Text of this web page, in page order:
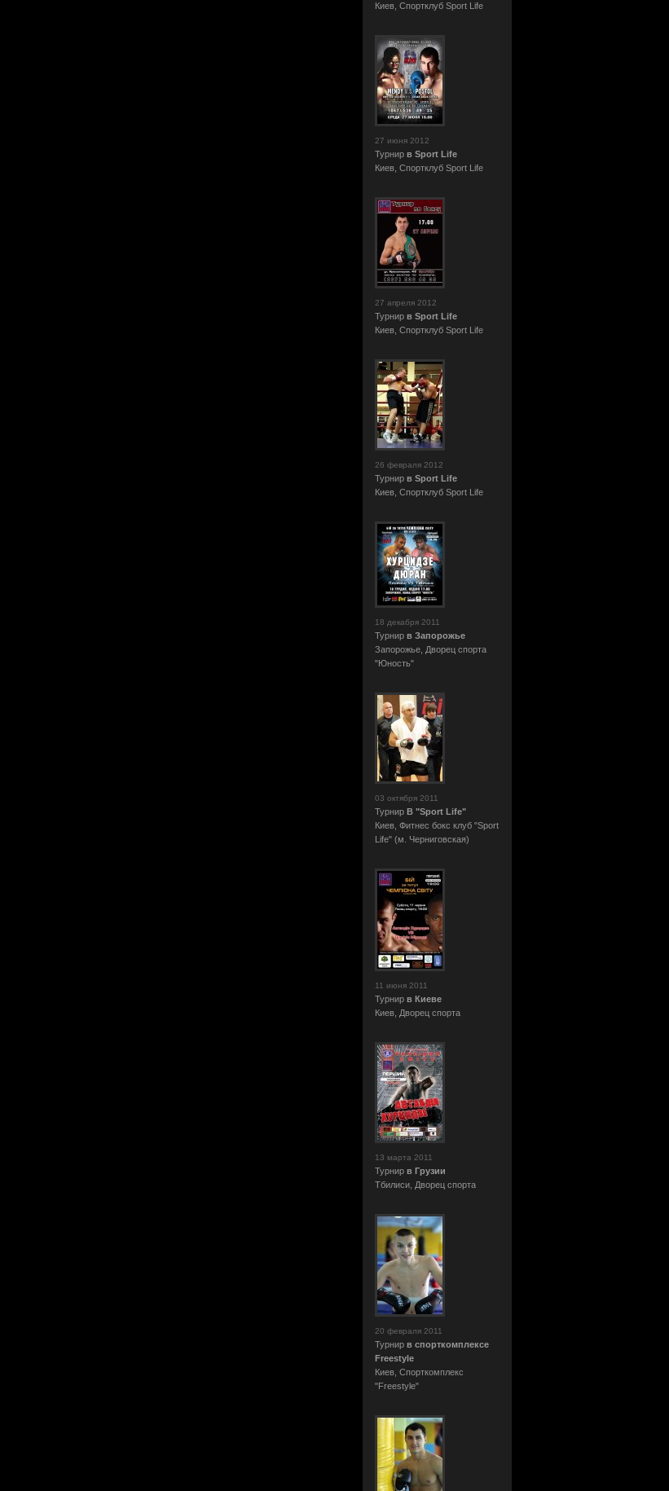
Киев, Cпортклуб Sport Life
27 июня 2012
Турнир в Sport Life
Киев, Cпортклуб Sport Life
27 апреля 2012
Турнир в Sport Life
Киев, Cпортклуб Sport Life
26 февраля 2012
Турнир в Sport Life
Киев, Cпортклуб Sport Life
18 декабря 2011
Турнир в Запорожье
Запорожье, Дворец спорта
"Юность"
03 октября 2011
Турнир В "Sport Life"
Киев, Фитнес бокс клуб "Sport
Life" (м. Черниговская)
11 июня 2011
Турнир в Киеве
Киев, Дворец спорта
13 марта 2011
Турнир в Грузии
Тбилиси, Дворец спорта
20 февраля 2011
Турнир в спорткомплексе
Freestyle
Киев, Спорткомплекс
"Freestyle"